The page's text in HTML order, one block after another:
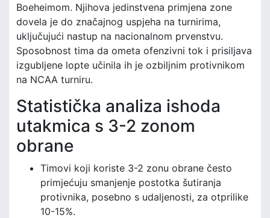
Boeheimom. Njihova jedinstvena primjena zone
dovela je do značajnog uspjeha na turnirima,
uključujući nastup na nacionalnom prvenstvu.
Sposobnost tima da ometa ofenzivni tok i prisiljava
izgubljene lopte učinila ih je ozbiljnim protivnikom
na NCAA turniru.
Statistička analiza ishoda
utakmica s 3-2 zonom
obrane
Timovi koji koriste 3-2 zonu obrane često
primjećuju smanjenje postotka šutiranja
protivnika, posebno s udaljenosti, za otprilike
10-15%.